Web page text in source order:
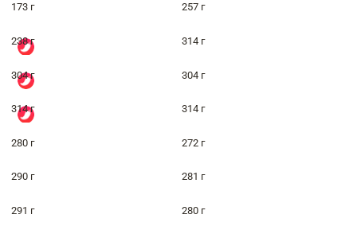
173 г 257 г
238 г 314 г
304 г 304 г
314 г 314 г
280 г 272 г
290 г 281 г
291 г 280 г